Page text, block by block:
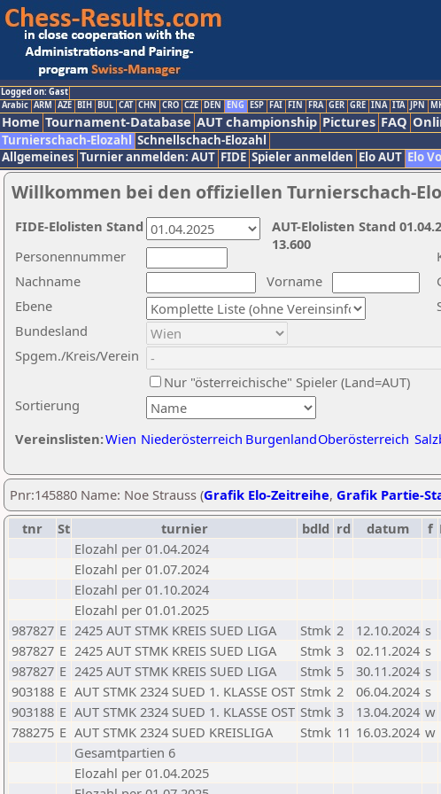
Logged on: Gast
Arabic ARM AZE BIH BUL CAT CHN CRO CZE DEN ENG ESP FAI FIN FRA GER GRE INA ITA JPN
Home Tournament-Database AUT championship Pictures FAQ
Turnierschach-Elozahl Schnellschach-Elozahl
Allgemeines Turnier anmelden: AUT FIDE Spieler anmelden Elo AUT Elo
Willkommen bei den offiziellen Turnierschach-
Nachname
Vorname
Ebene
Sortierung
Personennummer
Bundesland
Spgem./Kreis/Verein
Nur "österreichische" Spieler (Land=AUT)
Vereinslisten:Wien Niederösterreich BurgenlandOberösterreich
AUT-Elolisten Stand
13.600
FIDE-Elolisten Stand
Pnr:145880 Name: Noe Strauss (Grafik Elo-Zeitreihe, Grafik Partie-
tnr
St turnier bdld rd datum f
Elozahl per 01.04.2024
Elozahl per 01.07.2024
Elozahl per 01.10.2024
Elozahl per 01.01.2025
987827 E 2425 AUT STMK KREIS SUED LIGA Stmk 2 12.10.2024 s
987827 E 2425 AUT STMK KREIS SUED LIGA Stmk 3 02.11.2024 s
987827 E 2425 AUT STMK KREIS SUED LIGA Stmk 5 30.11.2024 s
903188 E AUT STMK 2324 SUED 1. KLASSE OST Stmk 2 06.04.2024 s
903188 E AUT STMK 2324 SUED 1. KLASSE OST Stmk 3 13.04.2024 w
788275 E AUT STMK 2324 SUED KREISLIGA Stmk 11 16.03.2024 w
Gesamtpartien 6
Elozahl per 01.04.2025